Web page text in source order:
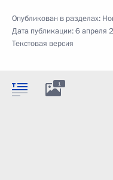
Опубликован в разделах:
Дата публикации:6 апреля
Текстовая версия
1